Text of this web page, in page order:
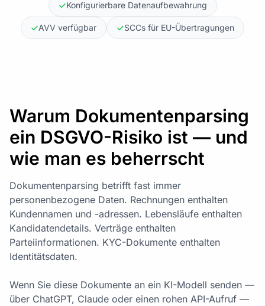
Konfigurierbare Datenaufbewahrung
AVV verfügbar SCCs für EU-Übertragungen
Warum Dokumentenparsing
ein DSGVO-Risiko ist — und
wie man es beherrscht
Dokumentenparsing betrifft fast immer
personenbezogene Daten. Rechnungen enthalten
Kundennamen und -adressen. Lebensläufe enthalten
Kandidatendetails. Verträge enthalten
Parteiinformationen. KYC-Dokumente enthalten
Identitätsdaten.
Wenn Sie diese Dokumente an ein KI-Modell senden —
über ChatGPT, Claude oder einen rohen API-Aufruf —